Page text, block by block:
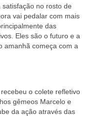
no rosto de
vai pedalar com mais
das
Eles são o futuro e a
amanhã começa com a
o colete refletivo
gêmeos Marcelo e
da ação através das